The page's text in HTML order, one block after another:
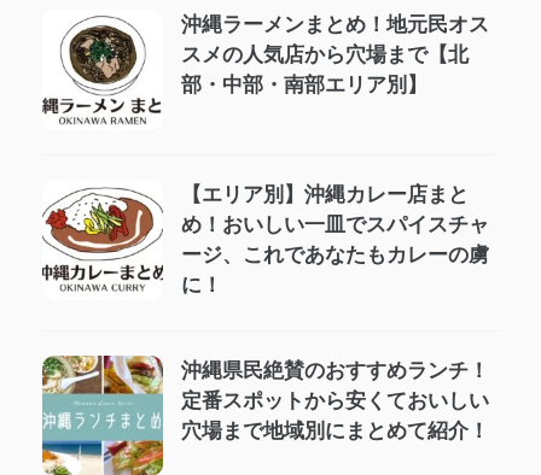
沖縄ラーメンまとめ！地元民オス
スメの人気店から穴場まで【北
部・中部・南部エリア別】
【エリア別】沖縄カレー店まと
め！おいしい一皿でスパイスチャ
ージ、これであなたもカレーの虜
に！
沖縄県民絶賛のおすすめランチ！
定番スポットから安くておいしい
穴場まで地域別にまとめて紹介！